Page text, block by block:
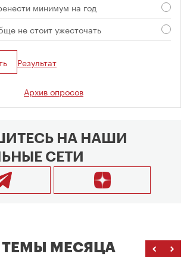
минимум на год
не стоит ужесточать
Результат
Архив опросов
НА НАШИ
СЕТИ
ТЕМЫ МЕСЯЦА